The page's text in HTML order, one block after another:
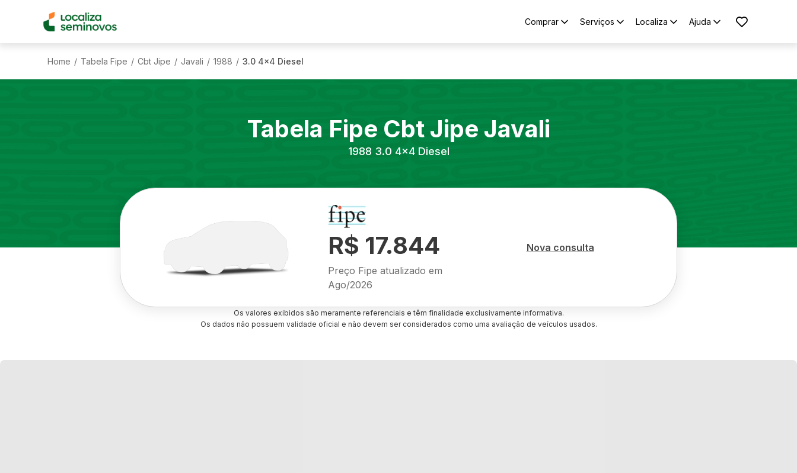
Comprar Serviços Localiza Ajuda
Home / Tabela Fipe / Cbt Jipe / Javali / 1988 / 3.0 4x4 Diesel
Tabela Fipe Cbt Jipe Javali
1988 3.0 4x4 Diesel
R$ 17.844
Preço Fipe atualizado em
Ago/2026
Nova consulta
Os valores exibidos são meramente referenciais e têm finalidade exclusivamente informativa.
Os dados não possuem validade oficial e não devem ser considerados como uma avaliação de veículos usados.